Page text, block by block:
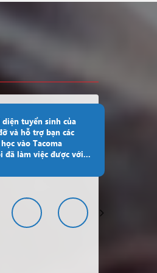
Đăng ký
Đăng ký
Đăng ký
Đăng ký
College Đăng ký
Đăng ký
tuyển sinh của
và hỗ trợ bạn các
vào Tacoma
đã làm việc được với...